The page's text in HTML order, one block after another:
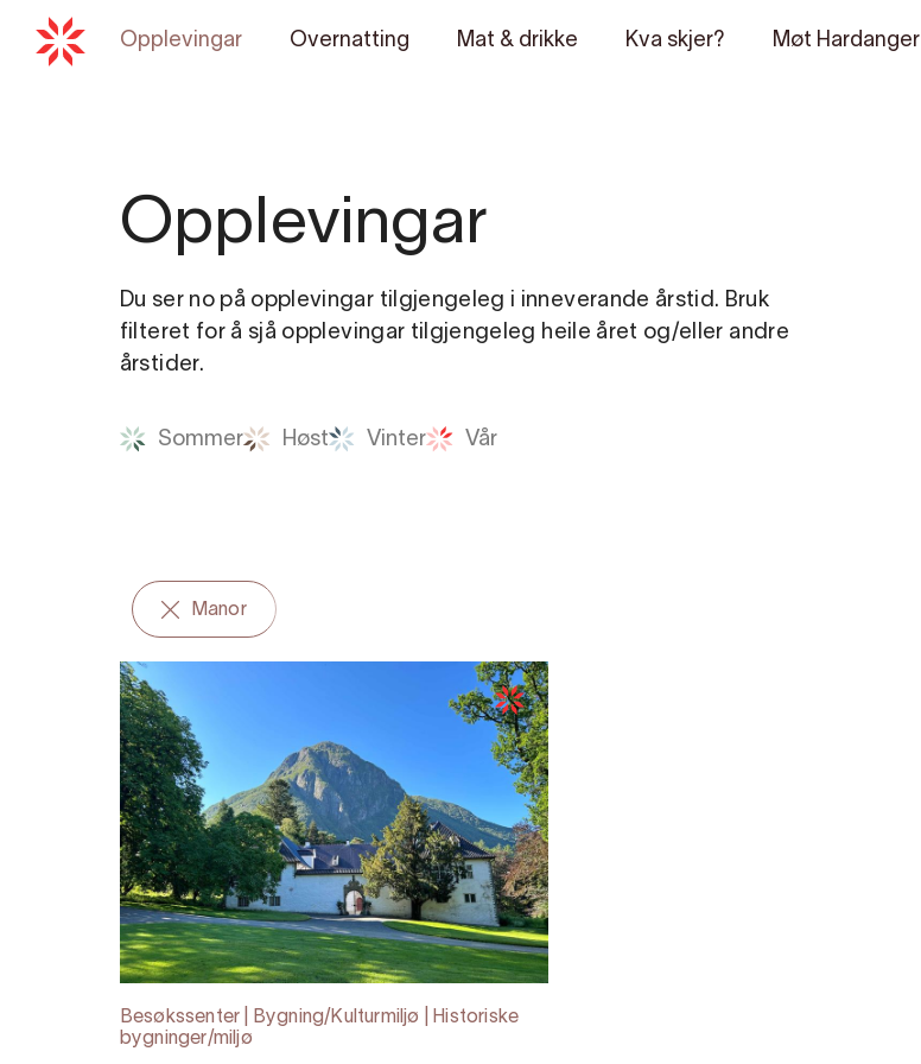
Opplevingar Overnatting Mat & drikke Kva skjer? Møt Hardanger
Opplevingar
Du ser no på opplevingar tilgjengeleg i inneverande årstid. Bruk
filteret for å sjå opplevingar tilgjengeleg heile året og/eller andre
årstider.
Sommer Høst Vinter Vår
Manor
Besøkssenter | Bygning/Kulturmiljø | Historiske
bygninger/miljø